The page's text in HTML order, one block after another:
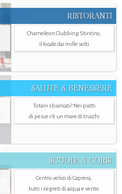
RISTORANTI
Chameleon Clubbing Stintino,
il locale dai mille volti
SALUTE & BENESSERE
Totani sbiancati? Nei piatti
di pesce c'è un mare di trucchi
SCUOLE & CORSI
Centro velico di Caprera,
tutti i segreti di acqua e vento